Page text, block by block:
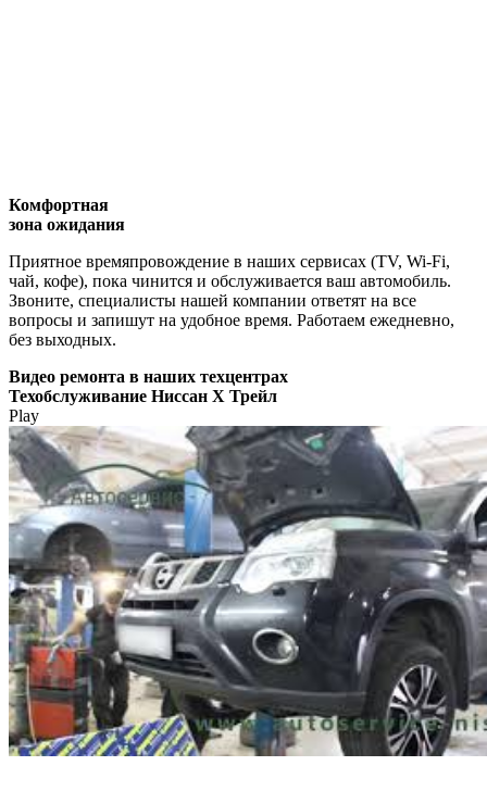
Комфортная
зона ожидания
Приятное времяпровождение в наших сервисах (TV, Wi-Fi,
чай, кофе), пока чинится и обслуживается ваш автомобиль.
Звоните, специалисты нашей компании ответят на все
вопросы и запишут на удобное время. Работаем ежедневно,
без выходных.
Видео ремонта в наших техцентрах
Техобслуживание Ниссан Х Трейл
Play